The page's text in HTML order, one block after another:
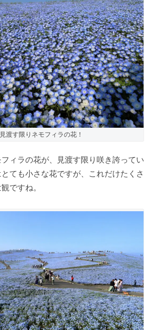
見渡す限りネモフィラの花！
ィラの花が、見渡す限り咲き誇ってい
ても小さな花ですが、これだけたくさ
ですね。